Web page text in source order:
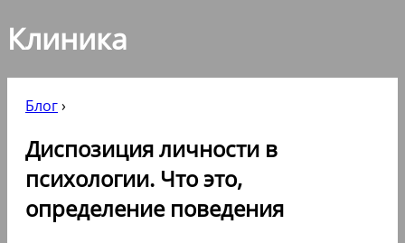
Клиника
Блог›
Диспозиция личности в
психологии. Что это,
определение поведения